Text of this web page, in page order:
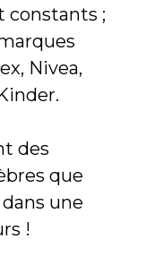
constants ;
Nivea,
des
que
une
!